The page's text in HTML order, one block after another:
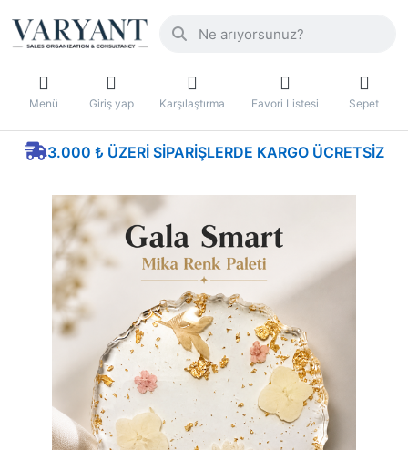
Menü Giriş yap Karşılaştırma Favori Listesi Sepet
3.000 ₺ ÜZERI SIPARIŞLERDE KARGO ÜCRETSIZ